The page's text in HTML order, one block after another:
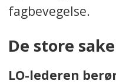
fagbevegelse.
De store
LO-lederen